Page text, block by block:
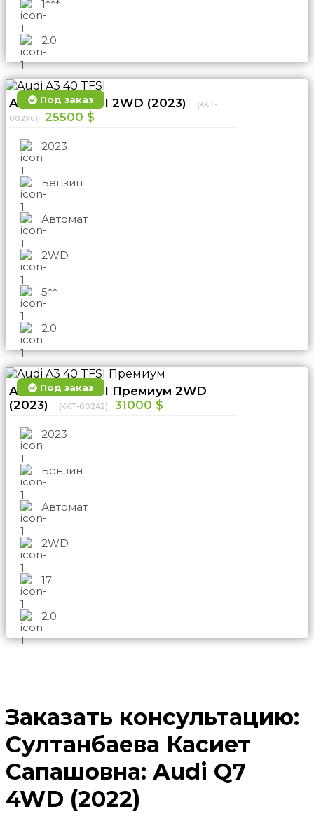
1***
2.0
Под заказ
Audi A3 40 TFSI 2WD (2023)
(KKT-
00276)
25500 $
2023
Бензин
Автомат
2WD
5**
2.0
Под заказ
Audi A3 40 TFSI Премиум 2WD
(2023)
(KKT-00242) 31000 $
2023
Бензин
Автомат
2WD
17
2.0
Заказать консультацию:
Султанбаева Касиет
Сапашовна: Audi Q7
4WD (2022)